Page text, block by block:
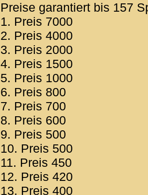
Preise garantiert bis 157
1. Preis 7000
2. Preis 4000
3. Preis 2000
4. Preis 1500
5. Preis 1000
6. Preis 800
7. Preis 700
8. Preis 600
9. Preis 500
10. Preis 500
11. Preis 450
12. Preis 420
13. Preis 400